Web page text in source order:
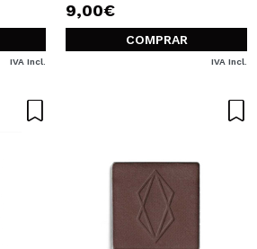
IVA Incl.
9,00€
COMPRAR
IVA Incl.